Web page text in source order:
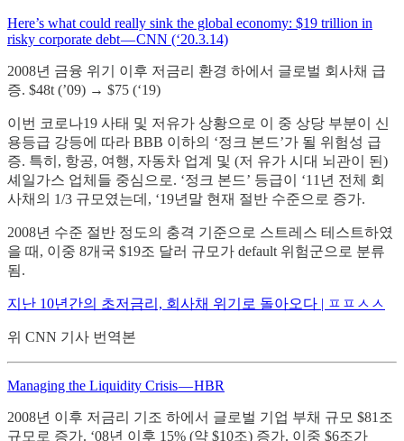
Here’s what could really sink the global economy: $19 trillion in
risky corporate debt — CNN (‘20.3.14)
2008년 금융 위기 이후 저금리 환경 하에서 글로벌 회사채 급
증. $48t (’09) → $75 (‘19)
이번 코로나19 사태 및 저유가 상황으로 이 중 상당 부분이 신
용등급 강등에 따라 BBB 이하의 ‘정크 본드’가 될 위험성 급
증. 특히, 항공, 여행, 자동차 업계 및 (저 유가 시대 뇌관이 된)
셰일가스 업체들 중심으로. ‘정크 본드’ 등급이 ‘11년 전체 회
사채의 1/3 규모였는데, ‘19년말 현재 절반 수준으로 증가.
2008년 수준 절반 정도의 충격 기준으로 스트레스 테스트하였
을 때, 이중 8개국 $19조 달러 규모가 default 위험군으로 분류
됨.
지난 10년간의 초저금리, 회사채 위기로 돌아오다 | ㅍㅍㅅㅅ
위 CNN 기사 번역본
Managing the Liquidity Crisis — HBR
2008년 이후 저금리 기조 하에서 글로벌 기업 부채 규모 $81조
규모로 증가. ‘08년 이후 15% (약 $10조) 증가. 이중 $6조가